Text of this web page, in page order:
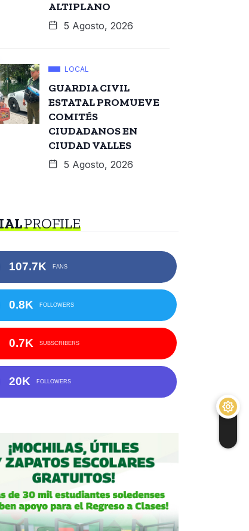
ALTIPLANO
5 Agosto, 2026
LOCAL
GUARDIA CIVIL
ESTATAL PROMUEVE
COMITÉS
CIUDADANOS EN
CIUDAD VALLES
5 Agosto, 2026
PROFILE
107.7K FANS
0.8K FOLLOWERS
0.7K SUBSCRIBERS
20K FOLLOWERS